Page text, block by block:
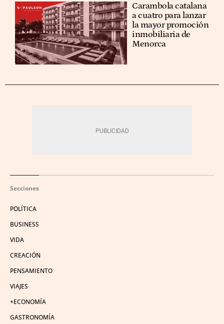
Carambola catalana
a cuatro para lanzar
la mayor promoción
inmobiliaria de
Menorca
Secciones
POLÍTICA
BUSINESS
VIDA
CREACIÓN
PENSAMIENTO
VIAJES
+ECONOMÍA
GASTRONOMÍA